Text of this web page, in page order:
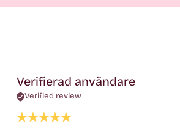
Verifierad användare
Verified review